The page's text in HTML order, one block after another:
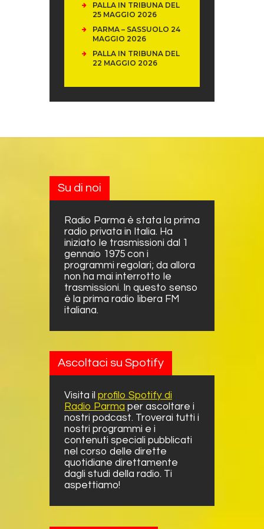
PALLA IN TRIBUNA DEL
25 MAGGIO 2026
PARMA – SASSUOLO 24
MAGGIO 2026
PALLA IN TRIBUNA DEL
22 MAGGIO 2026
Su di noi
Radio Parma è stata la prima
radio privata in Italia. Ha
iniziato le trasmissioni dal 1
gennaio 1975 con i
programmi regolari; da allora
non ha mai interrotto le
trasmissioni. In questo senso
è la prima radio libera FM
italiana.
Ascoltaci su Spotify
Visita il profilo Spotify di
Radio Parma per ascoltare i
nostri podcast. Troverai tutti i
nostri programmi e i
contenuti speciali pubblicati
nel corso delle dirette
quotidiane direttamente
dagli studi della radio. Ti
aspettiamo!